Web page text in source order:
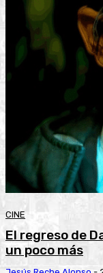
CINE
El regreso de
un poco más